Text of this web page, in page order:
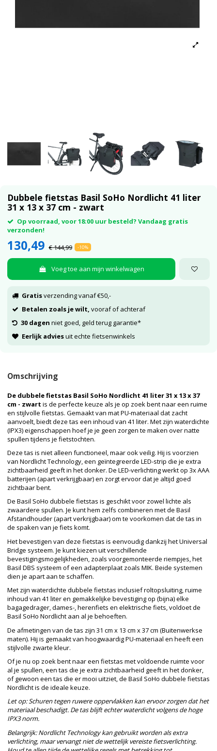
Dubbele fietstas Basil SoHo Nordlicht 41 liter
31 x 13 x 37 cm - zwart
Op voorraad, voor 18:00 uur besteld? Vandaag gratis
verzonden!
130,49 € 144,99 -10%
Voeg toe aan mijn winkelwagen
Gratisverzending vanaf €50,-
Betalen zoals je wilt, vooraf of achteraf
30 dagen niet goed, geld terug garantie*
Eerlijk adviesuit echte fietsenwinkels
Omschrijving
De dubbele fietstas Basil SoHo Nordlicht 41 liter 31 x 13 x 37
cm - zwart is de perfecte keuze als je op zoek bent naar een ruime
en stijlvolle fietstas. Gemaakt van mat PU-materiaal dat zacht
aanvoelt, biedt deze tas een inhoud van 41 liter. Met zijn waterdichte
(IPX3) eigenschappen hoef je je geen zorgen te maken over natte
spullen tijdens je fietstochten.
Deze tas is niet alleen functioneel, maar ook veilig. Hij is voorzien
van Nordlicht Technology, een geïntegreerde LED-strip die je extra
zichtbaarheid geeft in het donker. De LED-verlichting werkt op 3x AAA
batterijen (apart verkrijgbaar) en zorgt ervoor dat je altijd goed
zichtbaar bent.
De Basil SoHo dubbele fietstas is geschikt voor zowel lichte als
zwaardere spullen. Je kunt hem zelfs combineren met de Basil
Afstandhouder (apart verkrijgbaar) om te voorkomen dat de tas in
de spaken van je fiets komt.
Het bevestigen van deze fietstas is eenvoudig dankzij het Universal
Bridge systeem. Je kunt kiezen uit verschillende
bevestigingsmogelijkheden, zoals voorgemonteerde riempjes, het
Basil DBS systeem of een adapterplaat zoals MIK. Beide systemen
dien je apart aan te schaffen.
Met zijn waterdichte dubbele fietstas inclusief roltopsluiting, ruime
inhoud van 41 liter en gemakkelijke bevestiging op (bijna) elke
bagagedrager, dames-, herenfiets en elektrische fiets, voldoet de
Basil SoHo Nordlicht aan al je behoeften.
De afmetingen van de tas zijn 31 cm x 13 cm x 37 cm (Buitenwerkse
maten). Hij is gemaakt van hoogwaardig PU-materiaal en heeft een
stijlvolle zwarte kleur.
Of je nu op zoek bent naar een fietstas met voldoende ruimte voor
al je spullen, een tas die je extra zichtbaarheid geeft in het donker,
of gewoon een tas die er mooi uitziet, de Basil SoHo dubbele fietstas
Nordlicht is de ideale keuze.
Let op: Schuren tegen ruwere oppervlakken kan ervoor zorgen dat het
materiaal beschadigt. De tas blijft echter waterdicht volgens de hoge
IPX3 norm.
Belangrijk: Nordlicht Technology kan gebruikt worden als extra
verlichting, maar vervangt niet de wettelijk vereiste fietsverlichting.